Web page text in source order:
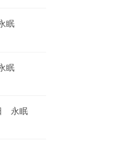
眠
眠
永眠